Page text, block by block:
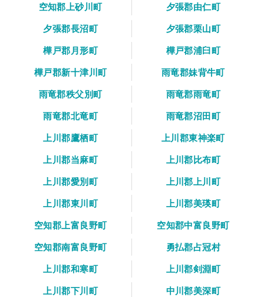
空知郡上砂川町
夕張郡由仁町
夕張郡長沼町
夕張郡栗山町
樺戸郡月形町
樺戸郡浦臼町
樺戸郡新十津川町
雨竜郡妹背牛町
雨竜郡秩父別町
雨竜郡雨竜町
雨竜郡北竜町
雨竜郡沼田町
上川郡鷹栖町
上川郡東神楽町
上川郡当麻町
上川郡比布町
上川郡愛別町
上川郡上川町
上川郡東川町
上川郡美瑛町
空知郡上富良野町
空知郡中富良野町
空知郡南富良野町
勇払郡占冠村
上川郡和寒町
上川郡剣淵町
上川郡下川町
中川郡美深町